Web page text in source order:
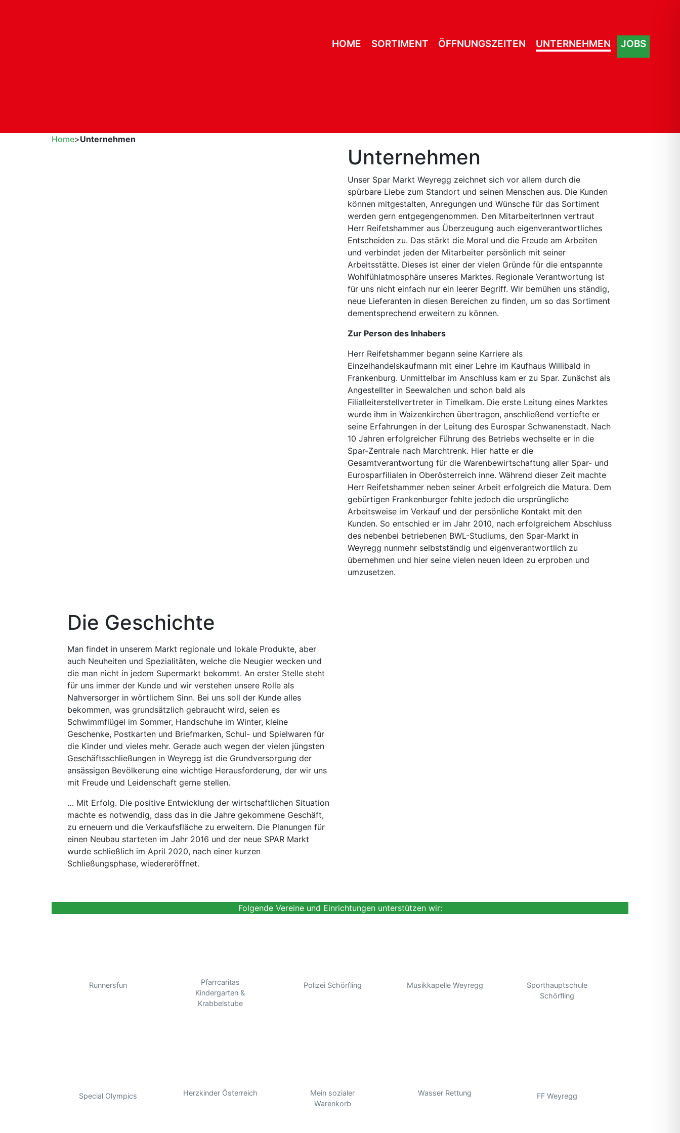
HOME SORTIMENT ÖFFNUNGSZEITEN UNTERNEHMEN JOBS
Home>Unternehmen
Unternehmen
Unser Spar Markt Weyregg zeichnet sich vor allem durch die
spürbare Liebe zum Standort und seinen Menschen aus. Die Kunden
können mitgestalten, Anregungen und Wünsche für das Sortiment
werden gern entgegengenommen. Den MitarbeiterInnen vertraut
Herr Reifetshammer aus Überzeugung auch eigenverantwortliches
Entscheiden zu. Das stärkt die Moral und die Freude am Arbeiten
und verbindet jeden der Mitarbeiter persönlich mit seiner
Arbeitsstätte. Dieses ist einer der vielen Gründe für die entspannte
Wohlfühlatmosphäre unseres Marktes. Regionale Verantwortung ist
für uns nicht einfach nur ein leerer Begriff. Wir bemühen uns ständig,
neue Lieferanten in diesen Bereichen zu finden, um so das Sortiment
dementsprechend erweitern zu können.
Zur Person des Inhabers
Herr Reifetshammer begann seine Karriere als
Einzelhandelskaufmann mit einer Lehre im Kaufhaus Willibald in
Frankenburg. Unmittelbar im Anschluss kam er zu Spar. Zunächst als
Angestellter in Seewalchen und schon bald als
Filialleiterstellvertreter in Timelkam. Die erste Leitung eines Marktes
wurde ihm in Waizenkirchen übertragen, anschließend vertiefte er
seine Erfahrungen in der Leitung des Eurospar Schwanenstadt. Nach
10 Jahren erfolgreicher Führung des Betriebs wechselte er in die
Spar-Zentrale nach Marchtrenk. Hier hatte er die
Gesamtverantwortung für die Warenbewirtschaftung aller Spar- und
Eurosparfilialen in Oberösterreich inne. Während dieser Zeit machte
Herr Reifetshammer neben seiner Arbeit erfolgreich die Matura. Dem
gebürtigen Frankenburger fehlte jedoch die ursprüngliche
Arbeitsweise im Verkauf und der persönliche Kontakt mit den
Kunden. So entschied er im Jahr 2010, nach erfolgreichem Abschluss
des nebenbei betriebenen BWL-Studiums, den Spar-Markt in
Weyregg nunmehr selbstständig und eigenverantwortlich zu
übernehmen und hier seine vielen neuen Ideen zu erproben und
umzusetzen.
Die Geschichte
Man findet in unserem Markt regionale und lokale Produkte, aber
auch Neuheiten und Spezialitäten, welche die Neugier wecken und
die man nicht in jedem Supermarkt bekommt. An erster Stelle steht
für uns immer der Kunde und wir verstehen unsere Rolle als
Nahversorger in wörtlichem Sinn. Bei uns soll der Kunde alles
bekommen, was grundsätzlich gebraucht wird, seien es
Schwimmflügel im Sommer, Handschuhe im Winter, kleine
Geschenke, Postkarten und Briefmarken, Schul- und Spielwaren für
die Kinder und vieles mehr. Gerade auch wegen der vielen jüngsten
Geschäftsschließungen in Weyregg ist die Grundversorgung der
ansässigen Bevölkerung eine wichtige Herausforderung, der wir uns
mit Freude und Leidenschaft gerne stellen.
… Mit Erfolg. Die positive Entwicklung der wirtschaftlichen Situation
machte es notwendig, dass das in die Jahre gekommene Geschäft,
zu erneuern und die Verkaufsfläche zu erweitern. Die Planungen für
einen Neubau starteten im Jahr 2016 und der neue SPAR Markt
wurde schließlich im April 2020, nach einer kurzen
Schließungsphase, wiedereröffnet.
Folgende Vereine und Einrichtungen unterstützen wir:
Runnersfun
Pfarrcaritas
Kindergarten &
Krabbelstube
Polizei Schörfling Musikkapelle Weyregg
Sporthauptschule
Schörfling
Special Olympics Herzkinder Österreich
Mein sozialer
Warenkorb
Wasser Rettung FF Weyregg